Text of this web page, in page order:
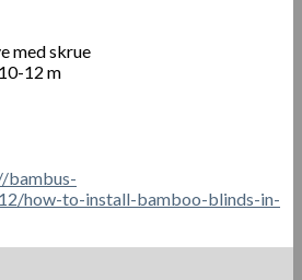
med skrue
12 m
bambus-
how-to-install-bamboo-blinds-in-